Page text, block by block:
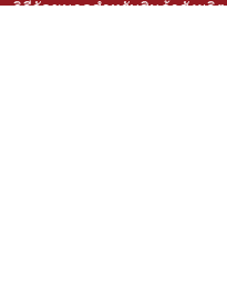
วิธีวัดขนาดสำหรับสินค้าสั่งผลิต